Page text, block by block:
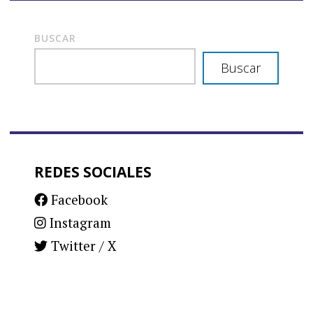
BUSCAR
Buscar
REDES SOCIALES
Facebook
Instagram
Twitter / X